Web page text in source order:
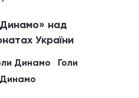
над
України
Динамо Голи